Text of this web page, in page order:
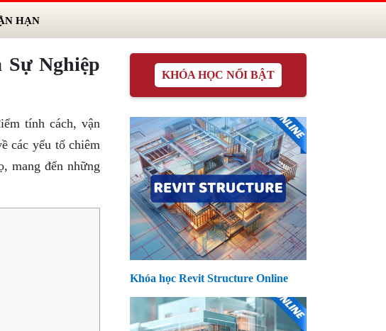
HẠN
Nghiệp
tính cách, vận
các yếu tố chiêm
mang đến những
KHÓA HỌC NỔI BẬT
Khóa học Revit Structure Online